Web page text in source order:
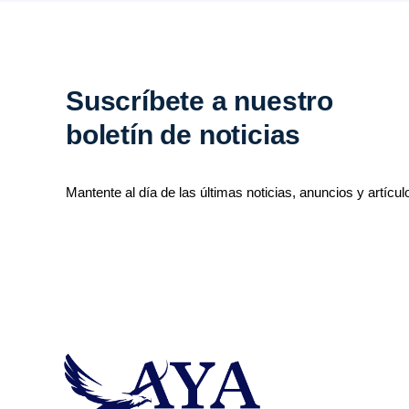
Suscríbete a nuestro
boletín de noticias
Mantente al día de las últimas noticias, anuncios y